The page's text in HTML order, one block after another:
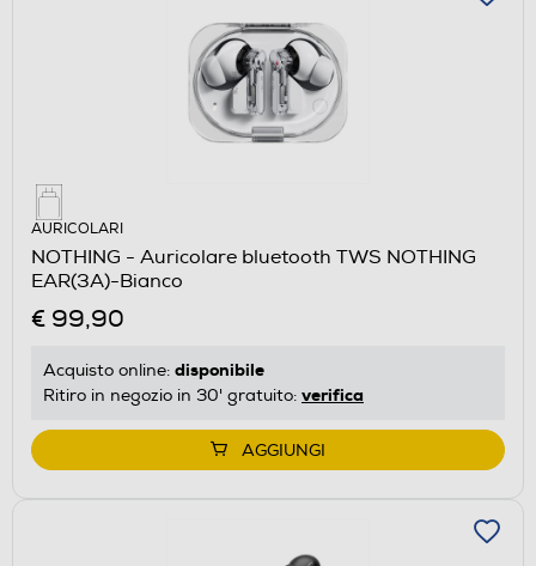
AURICOLARI
NOTHING - Auricolare bluetooth TWS NOTHING
EAR(3A)-Bianco
€ 99,90
Acquisto online: disponibile
Ritiro in negozio in 30' gratuito: verifica
AGGIUNGI